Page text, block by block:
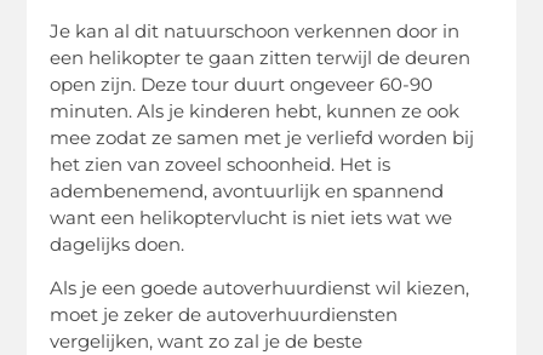
Je kan al dit natuurschoon verkennen door in
een helikopter te gaan zitten terwijl de deuren
open zijn. Deze tour duurt ongeveer 60-90
minuten. Als je kinderen hebt, kunnen ze ook
mee zodat ze samen met je verliefd worden bij
het zien van zoveel schoonheid. Het is
adembenemend, avontuurlijk en spannend
want een helikoptervlucht is niet iets wat we
dagelijks doen.
Als je een goede autoverhuurdienst wil kiezen,
moet je zeker de autoverhuurdiensten
vergelijken, want zo zal je de beste